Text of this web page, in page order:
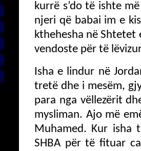
kurrë s’do të ishte
njeri që babai im e
kthehesha në Shtetet
vendoste për të
Isha e lindur në
tretë dhe i mesëm,
para nga vëllezërit
mysliman. Ajo më
Muhamed. Kur isha
SHBA për të fituar